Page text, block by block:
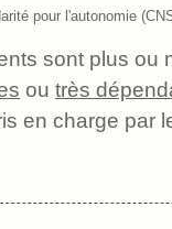
pour l'autonomie
sont plus ou
ou très
en charge par